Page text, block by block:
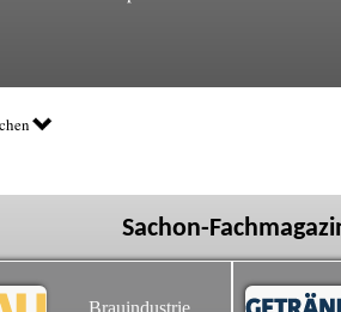
Sachon-
Brauindustrie